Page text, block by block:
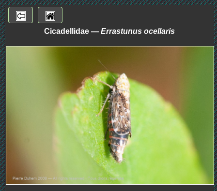
Cicadellidae — Errastunus ocellaris